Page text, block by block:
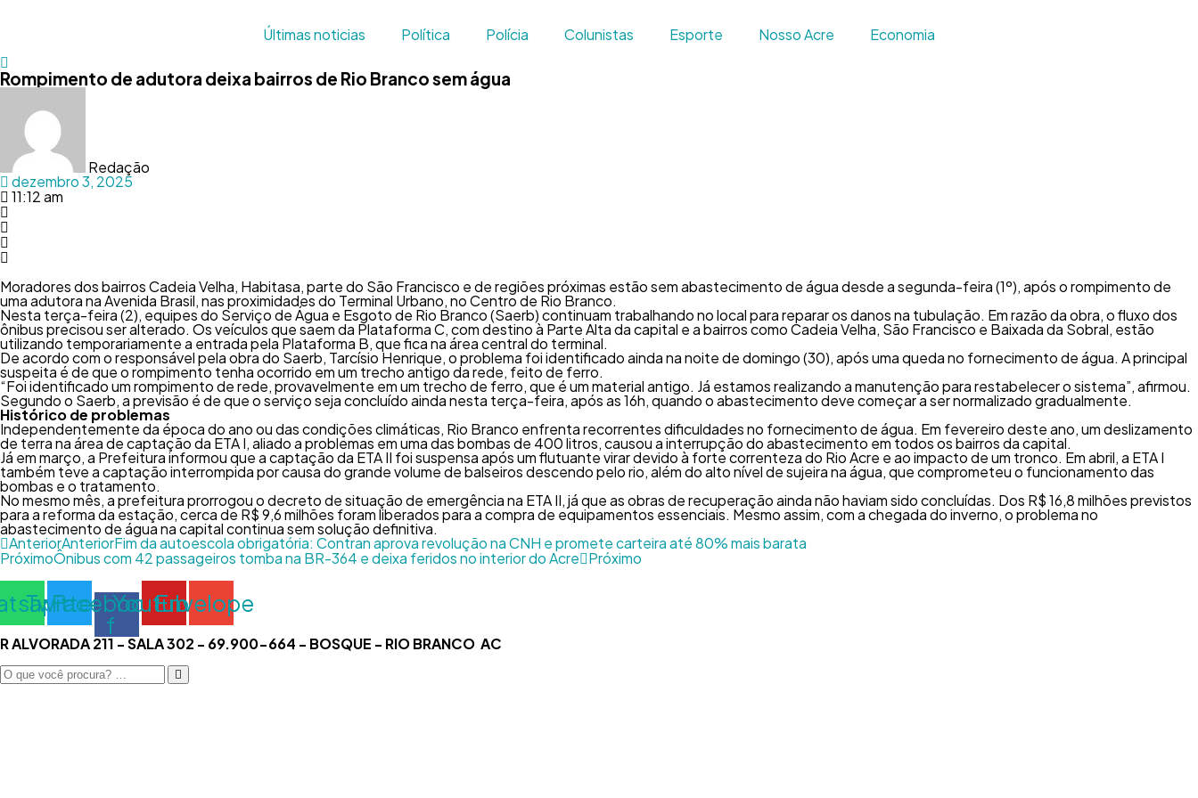
Últimas noticias Política Polícia Colunistas Esporte Nosso Acre Economia
Rompimento de adutora deixa bairros de Rio Branco sem água
Redação
dezembro 3, 2025
11:12 am
Moradores dos bairros Cadeia Velha, Habitasa, parte do São Francisco e de regiões próximas estão sem abastecimento de água desde a segunda-feira (1º), após o rompimento de
uma adutora na Avenida Brasil, nas proximidades do Terminal Urbano, no Centro de Rio Branco.
Nesta terça-feira (2), equipes do Serviço de Água e Esgoto de Rio Branco (Saerb) continuam trabalhando no local para reparar os danos na tubulação. Em razão da obra, o fluxo dos
ônibus precisou ser alterado. Os veículos que saem da Plataforma C, com destino à Parte Alta da capital e a bairros como Cadeia Velha, São Francisco e Baixada da Sobral, estão
utilizando temporariamente a entrada pela Plataforma B, que fica na área central do terminal.
De acordo com o responsável pela obra do Saerb, Tarcísio Henrique, o problema foi identificado ainda na noite de domingo (30), após uma queda no fornecimento de água. A principal
suspeita é de que o rompimento tenha ocorrido em um trecho antigo da rede, feito de ferro.
“Foi identificado um rompimento de rede, provavelmente em um trecho de ferro, que é um material antigo. Já estamos realizando a manutenção para restabelecer o sistema”, afirmou.
Segundo o Saerb, a previsão é de que o serviço seja concluído ainda nesta terça-feira, após as 16h, quando o abastecimento deve começar a ser normalizado gradualmente.
Histórico de problemas
Independentemente da época do ano ou das condições climáticas, Rio Branco enfrenta recorrentes dificuldades no fornecimento de água. Em fevereiro deste ano, um deslizamento
de terra na área de captação da ETA I, aliado a problemas em uma das bombas de 400 litros, causou a interrupção do abastecimento em todos os bairros da capital.
Já em março, a Prefeitura informou que a captação da ETA II foi suspensa após um flutuante virar devido à forte correnteza do Rio Acre e ao impacto de um tronco. Em abril, a ETA I
também teve a captação interrompida por causa do grande volume de balseiros descendo pelo rio, além do alto nível de sujeira na água, que comprometeu o funcionamento das
bombas e o tratamento.
No mesmo mês, a prefeitura prorrogou o decreto de situação de emergência na ETA II, já que as obras de recuperação ainda não haviam sido concluídas. Dos R$ 16,8 milhões previstos
para a reforma da estação, cerca de R$ 9,6 milhões foram liberados para a compra de equipamentos essenciais. Mesmo assim, com a chegada do inverno, o problema no
abastecimento de água na capital continua sem solução definitiva.
AnteriorAnteriorFim da autoescola obrigatória: Contran aprova revolução na CNH e promete carteira até 80% mais barata
PróximoÔnibus com 42 passageiros tomba na BR-364 e deixa feridos no interior do Acre Próximo
Twitter
Facebook-
f
Youtube
Envelope
R ALVORADA 211 - SALA 302 - 69.900-664 - BOSQUE - RIO BRANCO AC